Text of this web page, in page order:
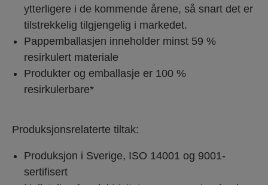
ytterligere i de kommende årene, så snart det er
tilstrekkelig tilgjengelig i markedet.
Pappemballasjen inneholder minst 59 %
resirkulert materiale
Produkter og emballasje er 100 %
resirkulerbare*
Produksjonsrelaterte tiltak:
Produksjon i Sverige, ISO 14001 og 9001-
sertifisert